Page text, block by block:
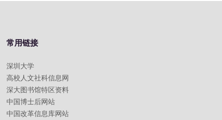
常用链接
深圳大学
高校人文社科信息网
深大图书馆特区资料
中国博士后网站
中国改革信息库网站